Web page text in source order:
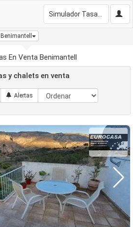
En Venta Benimantell
y chalets en venta